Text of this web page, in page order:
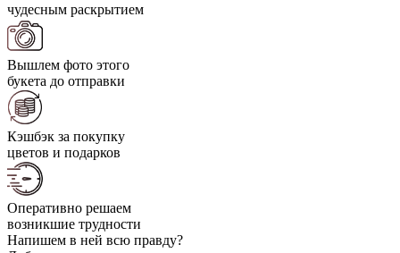
чудесным раскрытием
Вышлем фото этого
букета до отправки
Кэшбэк за покупку
цветов и подарков
Оперативно решаем
возникшие трудности
Напишем в ней всю правду?